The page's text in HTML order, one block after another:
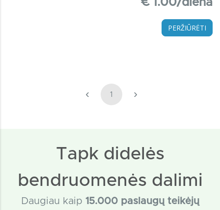
PERŽIŪRĖTI
‹ 1 ›
Tapk didelės
bendruomenės dalimi
Daugiau kaip 15.000 paslaugų teikėjų